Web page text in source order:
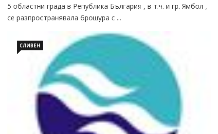
5 областни града в Република България , в т.ч. и гр. Ямбол ,
се разпространявала брошура с ...
СЛИВЕН